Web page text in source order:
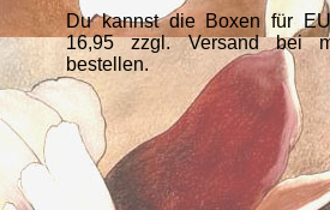
Du kannst die Boxen für
16,95 zzgl. Versand bei
bestellen.